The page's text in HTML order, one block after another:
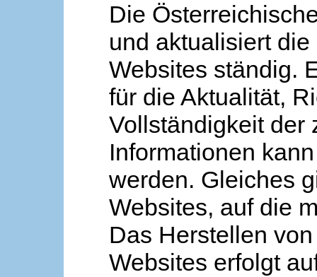
Die
und aktualisiert
Websites ständig.
für die Aktualität,
Vollständigkeit der
Informationen
werden. Gleiches
Websites, auf die
Das Herstellen
Websites erfolgt